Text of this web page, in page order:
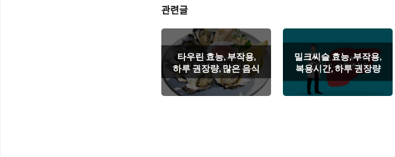
관련글
타우린 효능, 부작용,
하루 권장량, 많은 음식
밀크씨슬 효능, 부작용,
복용시간, 하루 권장량